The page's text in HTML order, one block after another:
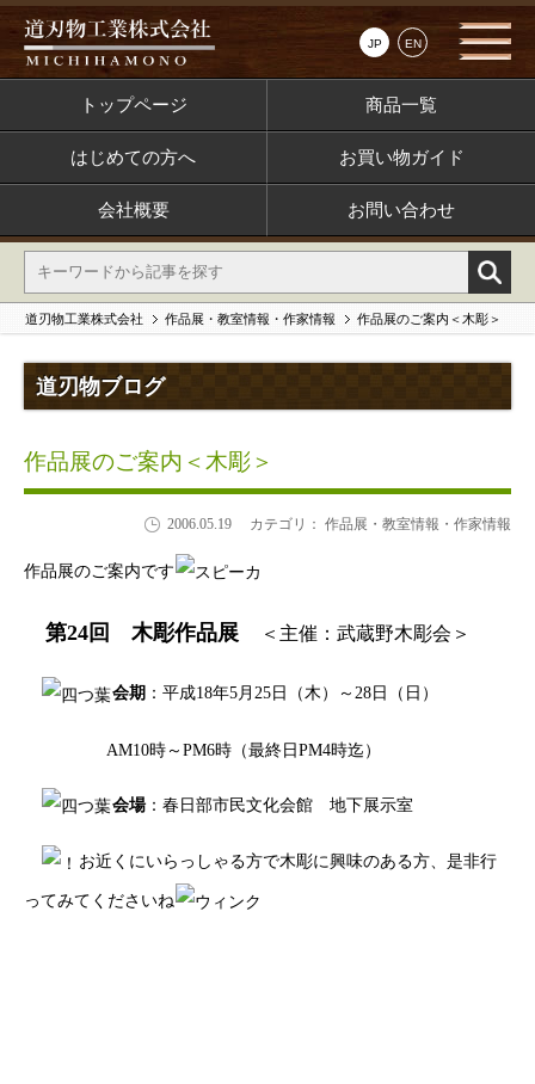
JP EN
トップページ 商品一覧
はじめての方へ お買い物ガイド
会社概要 お問い合わせ
道刃物工業株式会社 作品展・教室情報・作家情報 作品展のご案内＜木彫＞
道刃物ブログ
作品展のご案内＜木彫＞
2006.05.19 カテゴリ： 作品展・教室情報・作家情報
作品展のご案内です
第24回 木彫作品展 ＜主催：武蔵野木彫会＞
会期 ：平成18年5月25日（木）～28日（日）
AM10時～PM6時（最終日PM4時迄）
会場：春日部市民文化会館 地下展示室
お近くにいらっしゃる方で木彫に興味のある方、是非行
ってみてくださいね